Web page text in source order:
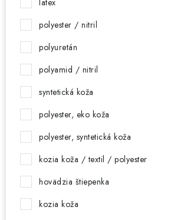
latex
polyester / nitril
polyuretán
polyamid / nitril
syntetická koža
polyester, eko koža
polyester, syntetická koža
kozia koža / textil / polyester
hovädzia štiepenka
kozia koža